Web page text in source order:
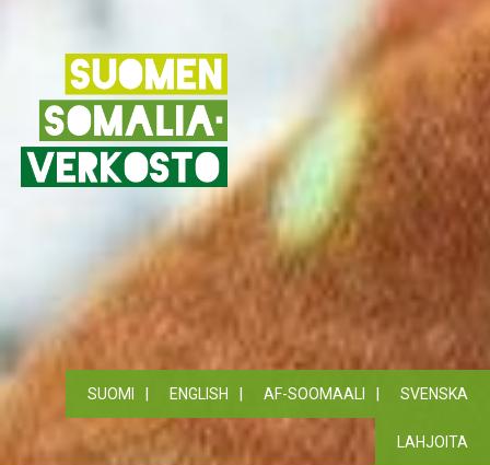
SUOMI ENGLISH AF-SOOMAALI SVENSKA
LAHJOITA